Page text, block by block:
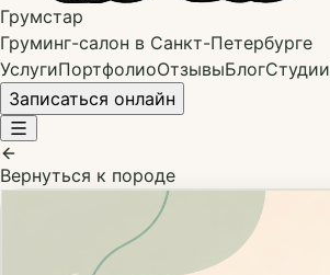
Грумстар
Груминг-салон в Санкт-Петербурге
УслугиПортфолиоОтзывыБлогСтудии
Записаться онлайн
Вернуться к породе